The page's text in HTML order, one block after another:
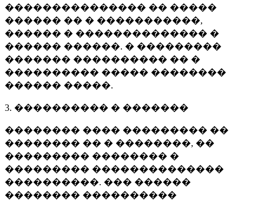
��������������� �� �����
������ �� � �����������,
������ � �������������� �
������ ������. � ���������
������� ���������� �� �
���������� ����� ��������
������ �����.
3. ���������� � �������
�������� ���� ��������� ��
�������� �� � ��������, ��
��������� �������� �
��������� ��������������
����������. ��� ������
�������� ����������